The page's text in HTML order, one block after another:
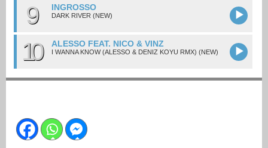
9 INGROSSO
DARK RIVER (NEW)
10 ALESSO FEAT. NICO & VINZ
I WANNA KNOW (ALESSO & DENIZ KOYU RMX) (NEW)